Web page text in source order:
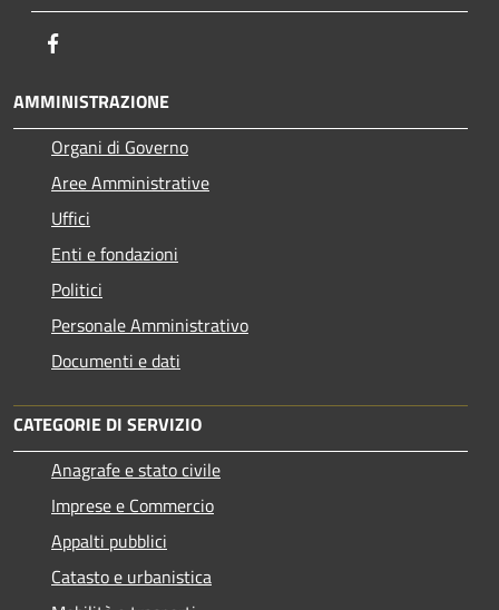
AMMINISTRAZIONE
Organi di Governo
Aree Amministrative
Uffici
Enti e fondazioni
Politici
Personale Amministrativo
Documenti e dati
CATEGORIE DI SERVIZIO
Anagrafe e stato civile
Imprese e Commercio
Appalti pubblici
Catasto e urbanistica